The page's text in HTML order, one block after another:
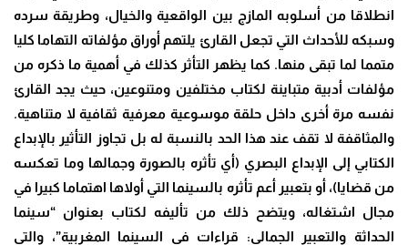
انطلاقا من أسلوبه المازج بين الواقعية والخيال، وطريقة سرده
وسبكه للأحداث التي تجعل القارئ يلتهم أوراق مؤلفاته التهاما كليا
متمما لما تبقى منها. كما يظهر التأثر كذلك في أهمية ما ذكره من
مؤلفات أدبية متباينة لكتاب مختلفين ومتنوعين، حيث يجد القارئ
نفسه مرة أخرى داخل حلقة موسوعية معرفية ثقافية لا متناهية.
والمثاقفة لا تقف عند هذا الحد بالنسبة له بل تجاوز التأثير بالإبداع
الكتابي إلى الإبداع البصري (أي تأثره بالصورة وجمالها وما تعكسه
من قضايا)، أو بتعبير أعم تأثره بالسينما التي أولاها اهتماما كبيرا في
مجال اشتغاله، ويتضح ذلك من تأليفه لكتاب بعنوان “سينما
الحداثة والتعبير الجمالي: قراءات في السينما المغربية”، والتي